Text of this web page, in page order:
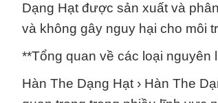
Dạng Hạt được sản xuất và
và không gây nguy hại cho môi
**Tổng quan về các loại nguyên
Hàn The Dạng Hạt › Hàn The